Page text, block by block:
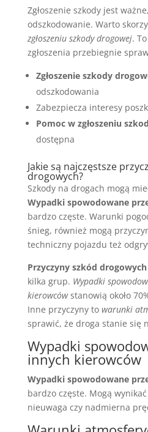
Zgłoszenie szkody jest
odszkodowanie. Warto
zgłoszeniu szkody drogowej.
zgłoszenia przebiegnie
Zgłoszenie szkody
odszkodowania
Zabezpiecza interesy
Pomoc w zgłoszeniu
dostępna
Jakie są najczęstsze
drogowych?
Szkody na drogach mogą
Wypadki spowodowane
bardzo częste. Warunki
śnieg, również mogą
techniczny pojazdu też
Przyczyny szkód drogowych
kilka grup. Wypadki
kierowcówstanowią około
Inne przyczyny to warunki
sprawić, że droga stanie się
Wypadki
innych kierowców
Wypadki spowodowane
bardzo częste. Mogą
nieuwaga czy nadmierna